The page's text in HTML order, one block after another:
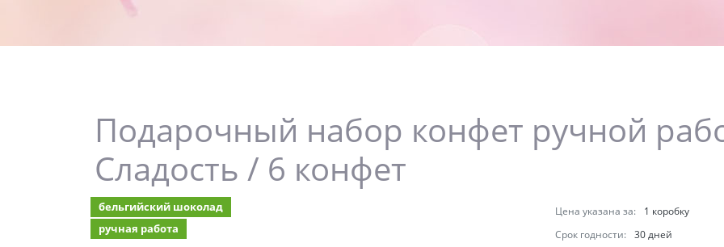
Подарочный набор конфет ручной
Сладость / 6 конфет
бельгийский шоколад
ручная работа
Цена указана за:
1 коробку
Срок годности: 30 дней